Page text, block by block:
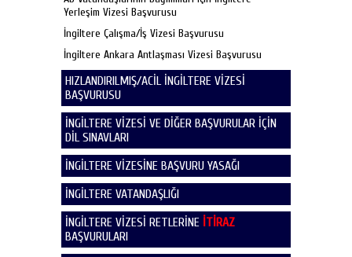
Yerleşim Vizesi Başvurusu
İngiltere Çalışma/İş Vizesi Başvurusu
İngiltere Ankara Antlaşması Vizesi Başvurusu
HIZLANDIRILMIŞ/ACİL İNGİLTERE VİZESİ
BAŞVURUSU
İNGİLTERE VİZESİ VE DİĞER BAŞVURULAR İÇİN
DİL SINAVLARI
İNGİLTERE VİZESİNE BAŞVURU YASAĞI
İNGİLTERE VATANDAŞLIĞI
İNGİLTERE VİZESİ RETLERİNE İTİRAZ
BAŞVURULARI